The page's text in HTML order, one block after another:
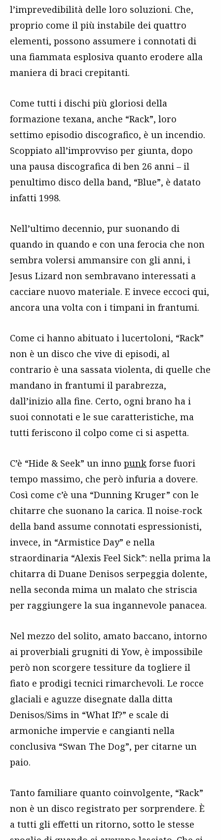
l’imprevedibilità delle loro soluzioni. Che,
proprio come il più instabile dei quattro
elementi, possono assumere i connotati di
una fiammata esplosiva quanto erodere alla
maniera di braci crepitanti.
Come tutti i dischi più gloriosi della
formazione texana, anche “Rack”, loro
settimo episodio discografico, è un incendio.
Scoppiato all’improvviso per giunta, dopo
una pausa discografica di ben 26 anni – il
penultimo disco della band, “Blue”, è datato
infatti 1998.
Nell’ultimo decennio, pur suonando di
quando in quando e con una ferocia che non
sembra volersi ammansire con gli anni, i
Jesus Lizard non sembravano interessati a
cacciare nuovo materiale. E invece eccoci qui,
ancora una volta con i timpani in frantumi.
Come ci hanno abituato i lucertoloni, “Rack”
non è un disco che vive di episodi, al
contrario è una sassata violenta, di quelle che
mandano in frantumi il parabrezza,
dall’inizio alla fine. Certo, ogni brano ha i
suoi connotati e le sue caratteristiche, ma
tutti feriscono il colpo come ci si aspetta.
C’è “Hide & Seek” un inno punk forse fuori
tempo massimo, che però infuria a dovere.
Così come c’è una “Dunning Kruger” con le
chitarre che suonano la carica. Il noise-rock
della band assume connotati espressionisti,
invece, in “Armistice Day” e nella
straordinaria “Alexis Feel Sick”: nella prima la
chitarra di Duane Denisos serpeggia dolente,
nella seconda mima un malato che striscia
per raggiungere la sua ingannevole panacea.
Nel mezzo del solito, amato baccano, intorno
ai proverbiali grugniti di Yow, è impossibile
però non scorgere tessiture da togliere il
fiato e prodigi tecnici rimarchevoli. Le rocce
glaciali e aguzze disegnate dalla ditta
Denisos/Sims in “What If?” e scale di
armoniche impervie e cangianti nella
conclusiva “Swan The Dog”, per citarne un
paio.
Tanto familiare quanto coinvolgente, “Rack”
non è un disco registrato per sorprendere. È
a tutti gli effetti un ritorno, sotto le stesse